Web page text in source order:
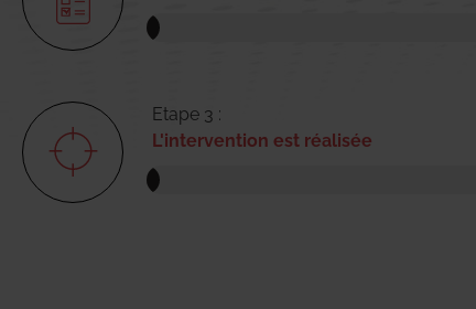
Etape 3 :
L'intervention est réalisée